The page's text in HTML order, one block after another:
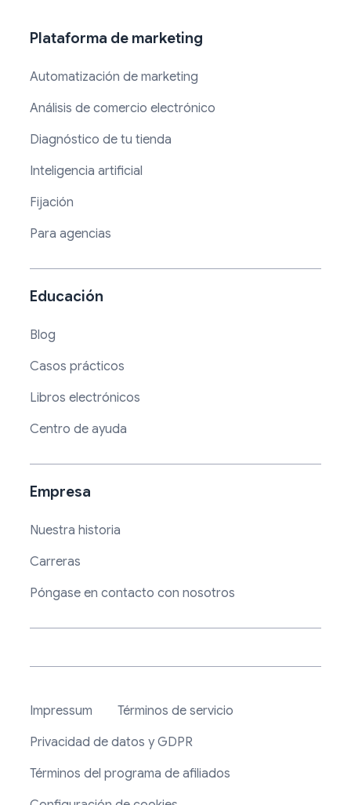
Plataforma de marketing
Automatización de marketing
Análisis de comercio electrónico
Diagnóstico de tu tienda
Inteligencia artificial
Fijación
Para agencias
Educación
Blog
Casos prácticos
Libros electrónicos
Centro de ayuda
Empresa
Nuestra historia
Carreras
Póngase en contacto con nosotros
Impressum
Términos de servicio
Privacidad de datos y GDPR
Términos del programa de afiliados